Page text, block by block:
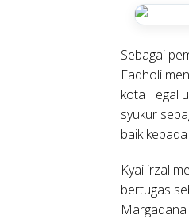
Sebagai
Fadholi
kota Tegal
syukur
baik
Kyai irzal
bertugas